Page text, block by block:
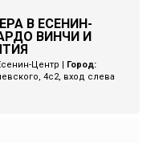
В ЕСЕНИН-
ВИНЧИ И
Центр
Город:
4с2, вход слева